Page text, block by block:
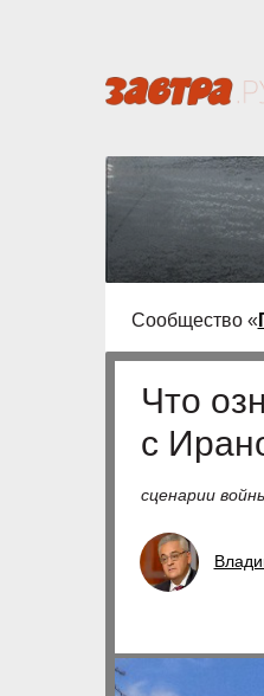
Сообщество «
Что
с
сценарии